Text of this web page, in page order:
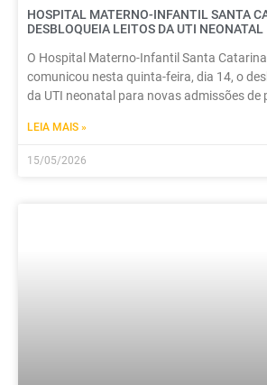
HOSPITAL MATERNO-INFANTIL SANTA
DESBLOQUEIA LEITOS DA UTI NEONATAL
O Hospital Materno-Infantil Santa
comunicou nesta quinta-feira, dia 14, o
da UTI neonatal para novas admissões de
LEIA MAIS »
15/05/2026